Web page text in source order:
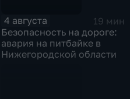
4 августа
19 мин
Безопасность на дороге:
авария на питбайке в
Нижегородской области